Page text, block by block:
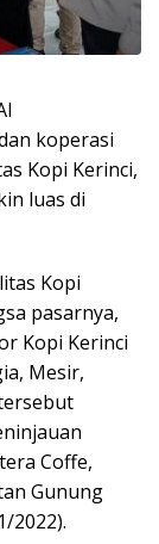
koperasi
Kopi Kerinci,
luas di
Kopi
pasarnya,
Kopi Kerinci
Mesir,
Coffe,
Gunung
2022).